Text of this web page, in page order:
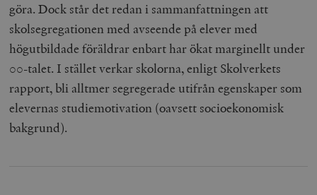
göra. Dock står det redan i sammanfattningen att
skolsegregationen med avseende på elever med
högutbildade föräldrar enbart har ökat marginellt under
00-talet. I stället verkar skolorna, enligt Skolverkets
rapport, bli alltmer segregerade utifrån egenskaper som
elevernas studiemotivation (oavsett socioekonomisk
bakgrund).